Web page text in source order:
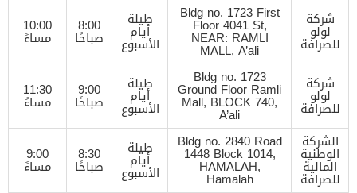
شركة
لولو
للصرافة
Bldg no. 1723 First
Floor 4041 St,
NEAR: RAMLI
MALL, A’ali
طيلة
أيام
الأسبوع
8:00
صباحًا
10:00
مساءً
شركة
لولو
للصرافة
Bldg no. 1723
Ground Floor Ramli
Mall, BLOCK 740,
A’ali
طيلة
أيام
الأسبوع
9:00
صباحًا
11:30
مساءً
الشركة
الوطنية
المالية
للصرافة
Bldg no. 2840 Road
1448 Block 1014,
HAMALAH,
Hamalah
طيلة
أيام
الأسبوع
8:30
صباحًا
9:00
مساءً